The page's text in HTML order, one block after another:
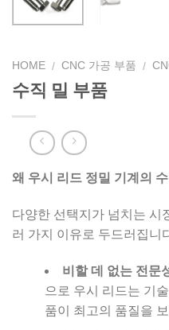
HOME / CNC 가공 부품 /
수직 밀 부품
왜 우시 리드 정밀 기계의
다양한 선택지가 넘치는 시
러 가지 이유로 두드러집니
비할 데 없는 전문
으로 우시 리드는 기
품이 최고의 품질을